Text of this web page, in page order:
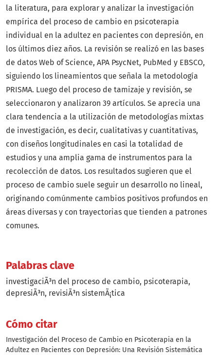
Palabras clave
investigaciÃ³n del proceso de cambio psicoterapia
depresiÃ³n revisiÃ³n sistemÃ¡tica
Cómo citar
Investigación del Proceso de Cambio en Psicoterapia en la
Adultez en Pacientes con Depresión: Una Revisión Sistemática
la literatura, para explorar y analizar la investigación
empírica del proceso de cambio en psicoterapia
individual en la adultez en pacientes con depresión, en
los últimos diez años. La revisión se realizó en las bases
de datos Web of Science, APA PsycNet, PubMed y EBSCO,
siguiendo los lineamientos que señala la metodología
PRISMA. Luego del proceso de tamizaje y revisión, se
seleccionaron y analizaron 39 artículos. Se aprecia una
clara tendencia a la utilización de metodologías mixtas
de investigación, es decir, cualitativas y cuantitativas,
con diseños longitudinales en casi la totalidad de
estudios y una amplia gama de instrumentos para la
recolección de datos. Los resultados sugieren que el
proceso de cambio suele seguir un desarrollo no lineal,
originando comúnmente cambios positivos profundos en
áreas diversas y con trayectorias que tienden a patrones
comunes.